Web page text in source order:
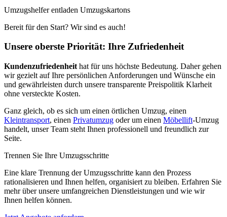
Umzugshelfer entladen Umzugskartons
Bereit für den Start? Wir sind es auch!
Unsere oberste Priorität: Ihre Zufriedenheit
Kundenzufriedenheit hat für uns höchste Bedeutung. Daher gehen
wir gezielt auf Ihre persönlichen Anforderungen und Wünsche ein
und gewährleisten durch unsere transparente Preispolitik Klarheit
ohne versteckte Kosten.
Ganz gleich, ob es sich um einen örtlichen Umzug, einen
Kleintransport, einen Privatumzug oder um einen Möbellift-Umzug
handelt, unser Team steht Ihnen professionell und freundlich zur
Seite.
Trennen Sie Ihre Umzugsschritte
Eine klare Trennung der Umzugsschritte kann den Prozess
rationalisieren und Ihnen helfen, organisiert zu bleiben. Erfahren Sie
mehr über unsere umfangreichen Dienstleistungen und wie wir
Ihnen helfen können.